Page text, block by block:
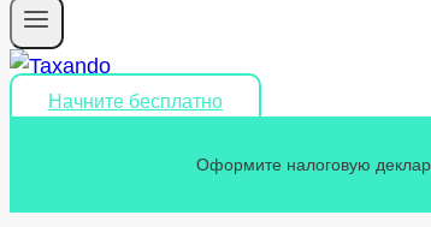
Начните бесплатно
Оформите налоговую